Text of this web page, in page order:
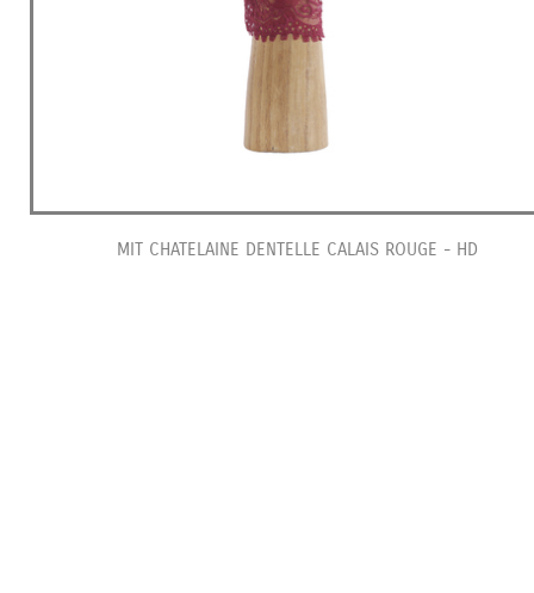
MIT CHATELAINE DENTELLE CALAIS ROUGE - HD